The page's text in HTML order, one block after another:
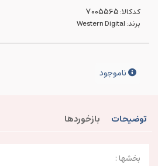
کدکالا:
برند:Western Digital
ناموجود
توضیحات بازخوردها
بخشها :